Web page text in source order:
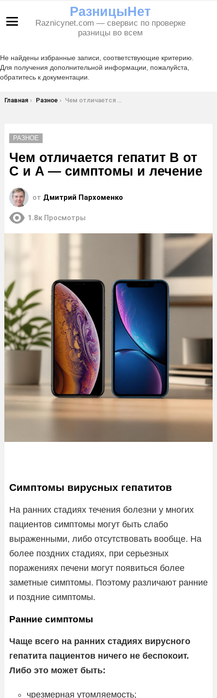
РазницыНет
Raznicynet.com — свервис по проверке
разницы во всем
Не найдены избранные записи, соответствующие критерию.
Для получения дополнительной информации, пожалуйста,
обратитесь к документации.
Вы здесь:
Главная Разное Чем отличается гепатит B от C и A — симптомы и лечение
РАЗНОЕ
Чем отличается гепатит B от
C и A — симптомы и лечение
от Дмитрий Пархоменко
1.8к Просмотры
Симптомы вирусных гепатитов
На ранних стадиях течения болезни у многих
пациентов симптомы могут быть слабо
выраженными, либо отсутствовать вообще. На
более поздних стадиях, при серьезных
поражениях печени могут появиться более
заметные симптомы. Поэтому различают ранние
и поздние симптомы.
Ранние симптомы
Чаще всего на ранних стадиях вирусного
гепатита пациентов ничего не беспокоит.
Либо это может быть:
чрезмерная утомляемость;